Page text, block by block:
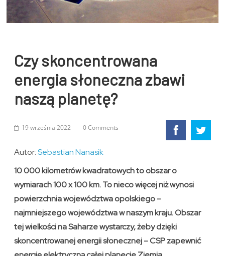
Czy skoncentrowana
energia słoneczna zbawi
naszą planetę?
19 września 2022 0 Comments
Autor:Sebastian Nanasik
10 000 kilometrów kwadratowych to obszar o
wymiarach 100 x 100 km. To nieco więcej niż wynosi
powierzchnia województwa opolskiego –
najmniejszego województwa w naszym kraju. Obszar
tej wielkości na Saharze wystarczy, żeby dzięki
skoncentrowanej energii słonecznej – CSP zapewnić